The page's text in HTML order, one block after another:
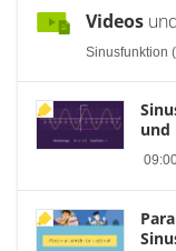
Videos
Sinusfunktion
und